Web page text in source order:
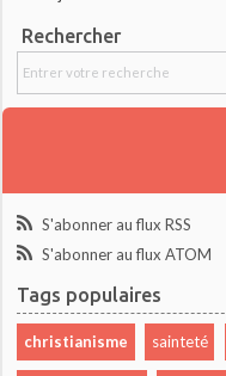
Rechercher
S'abonner au flux RSS
S'abonner au flux ATOM
Tags populaires
christianisme sainteté